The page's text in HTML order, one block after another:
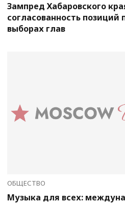
Зампред Хабаровского
согласованность позиций
выборах глав
ОБЩЕСТВО
Музыка для всех: